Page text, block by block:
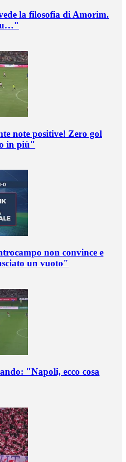
la filosofia di Amorim.
note positive! Zero gol
in più"
non convince e
un vuoto"
"Napoli, ecco cosa